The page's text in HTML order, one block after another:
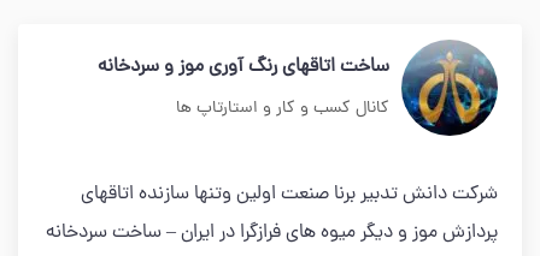
ساخت اتاقهای رنگ آوری موز و سردخانه
کانال کسب و کار و استارتاپ ها
شرکت دانش تدبیر برنا صنعت اولین وتنها سازنده اتاقهای
پردازش موز و دیگر میوه های فرازگرا در ایران – ساخت سردخانه